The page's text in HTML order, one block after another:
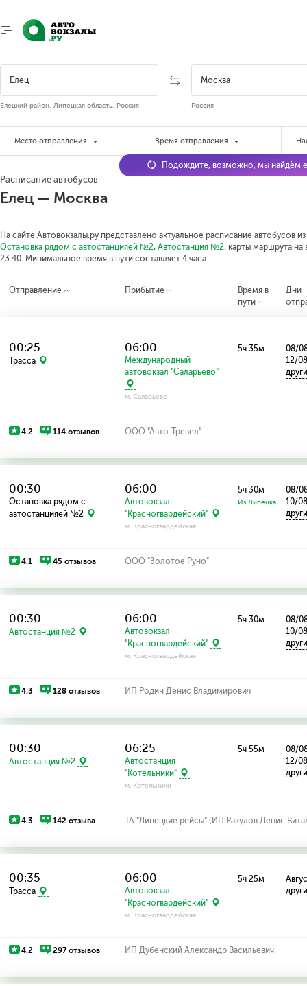
Елецкий район, Липецкая область, Россия Россия
Место отправления Время отправления
Расписание автобусов
Елец — Москва
На сайте Автовокзалы.ру представлено актуальное расписание автобусов
Остановка рядом с автостанцияей №2, Автостанция №2, карты маршрута на
23:40. Минимальное время в пути составляет 4 часа.
Подождите, возможно, мы найдём
Отправление Прибытие
Время в
пути
Дни
00:25
Трасса
06:00
Международный
автовокзал "Саларьево"
м. Саларьево
5ч 35м
08/
12/
4.2 114 отзывов ООО "Авто-Тревел"
00:30
Остановка рядом с
автостанцияей №2
06:00
Автовокзал
"Красногвардейский"
м. Красногвардейская
5ч 30м
Из Липецка
08/
10/
4.1 45 отзывов ООО "Золотое Руно"
00:30
Автостанция №2
06:00
Автовокзал
"Красногвардейский"
м. Красногвардейская
5ч 30м
08/
10/
4.3 128 отзывов ИП Родин Денис Владимирович
00:30
Автостанция №2
06:25
Автостанция
"Котельники"
м. Котельники
5ч 55м
08/
12/
4.3 142 отзыва ТА "Липецкие рейсы" (ИП Ракулов Денис
00:35
Трасса
06:00
Автовокзал
"Красногвардейский"
м. Красногвардейская
5ч 25м
4.2 297 отзывов ИП Дубенский Александр Васильевич